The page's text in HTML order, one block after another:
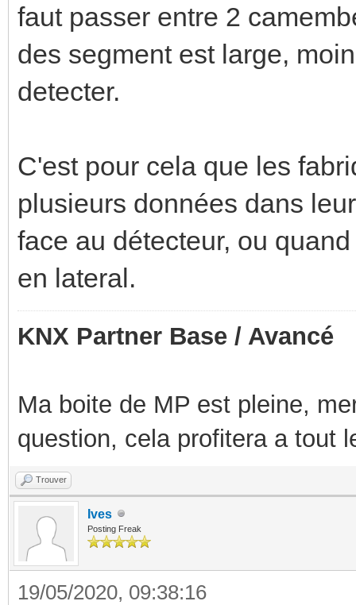
faut passer entre 2
des segment est large,
detecter.
C'est pour cela que les
plusieurs données dans
face au détecteur, ou
en lateral.
KNX Partner Base / Avancé
Ma boite de MP est pleine,
question, cela profitera a tout
Trouver
Ives
Posting Freak
19/05/2020, 09:38:16